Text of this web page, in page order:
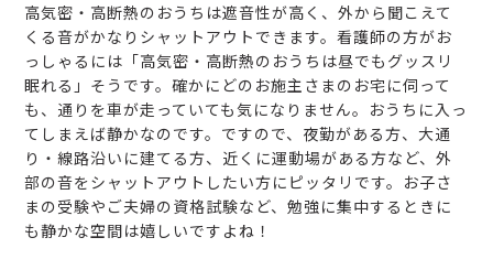
高気密・高断熱のおうちは遮音性が高く、外から聞こえて
くる音がかなりシャットアウトできます。看護師の方がお
っしゃるには「高気密・高断熱のおうちは昼でもグッスリ
眠れる」そうです。確かにどのお施主さまのお宅に伺って
も、通りを車が走っていても気になりません。おうちに入っ
てしまえば静かなのです。ですので、夜勤がある方、大通
り・線路沿いに建てる方、近くに運動場がある方など、外
部の音をシャットアウトしたい方にピッタリです。お子さ
まの受験やご夫婦の資格試験など、勉強に集中するときに
も静かな空間は嬉しいですよね！